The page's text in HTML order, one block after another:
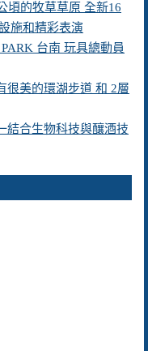
頃的牧草草原 全新16
施和精彩表演
台南 玩具總動員
很美的環湖步道 和 2層
結合生物科技與釀酒技